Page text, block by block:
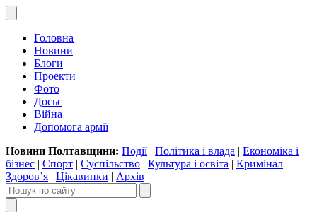
Головна
Новини
Блоги
Проекти
Фото
Досьє
Війна
Допомога армії
Новини Полтавщини: Події| Політика і влада | Економіка і
бізнес | Спорт | Суспільство | Культура і освіта | Кримінал |
Здоров’я | Цікавинки | Архів